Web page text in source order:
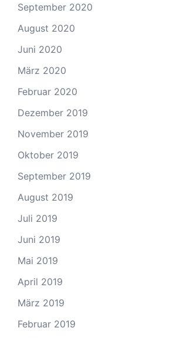
September 2020
August 2020
Juni 2020
März 2020
Februar 2020
Dezember 2019
November 2019
Oktober 2019
September 2019
August 2019
Juli 2019
Juni 2019
Mai 2019
April 2019
März 2019
Februar 2019